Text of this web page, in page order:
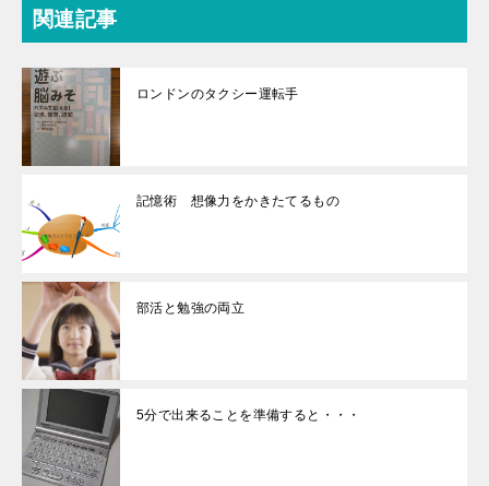
関連記事
ロンドンのタクシー運転手
記憶術 想像力をかきたてるもの
部活と勉強の両立
5分で出来ることを準備すると・・・